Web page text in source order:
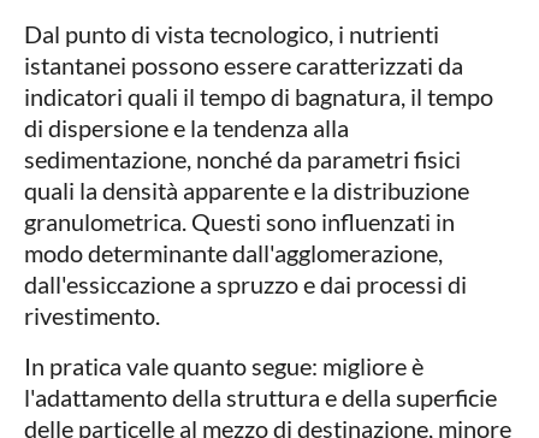
Dal punto di vista tecnologico, i nutrienti
istantanei possono essere caratterizzati da
indicatori quali il tempo di bagnatura, il tempo
di dispersione e la tendenza alla
sedimentazione, nonché da parametri fisici
quali la densità apparente e la distribuzione
granulometrica. Questi sono influenzati in
modo determinante dall'agglomerazione,
dall'essiccazione a spruzzo e dai processi di
rivestimento.
In pratica vale quanto segue: migliore è
l'adattamento della struttura e della superficie
delle particelle al mezzo di destinazione, minore